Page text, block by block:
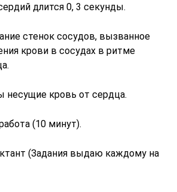
длится 0, 3 секунды.
стенок сосудов, вызванное
крови в сосудах в ритме
несущие кровь от сердца.
(10 минут).
(Задания выдаю каждому на